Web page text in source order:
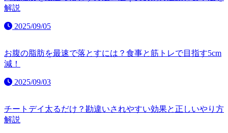
解説
2025/09/05
お腹の脂肪を最速で落とすには？食事と筋トレで目指す5cm
減！
2025/09/03
チートデイ太るだけ？勘違いされやすい効果と正しいやり方
解説